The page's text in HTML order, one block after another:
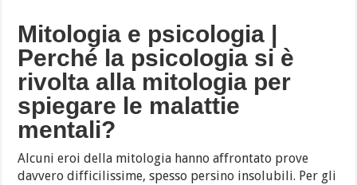
Mitologia e psicologia |
Perché la psicologia si è
rivolta alla mitologia per
spiegare le malattie
mentali?
Alcuni eroi della mitologia hanno affrontato prove
davvero difficilissime, spesso persino insolubili. Per gli